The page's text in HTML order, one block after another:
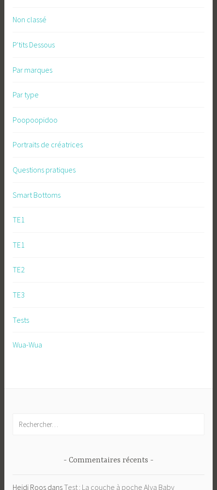
Non classé
P'tits Dessous
Par marques
Par type
Poopoopidoo
Portraits de créatrices
Questions pratiques
Smart Bottoms
TE1
TE1
TE2
TE3
Tests
Wua-Wua
Commentaires récents
Heidi Roos dansTest : La couche à poche Alva Baby